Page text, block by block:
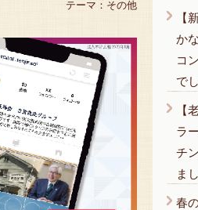
テーマ： その他
【
か
コ
で
【
ラ
チ
ま
春